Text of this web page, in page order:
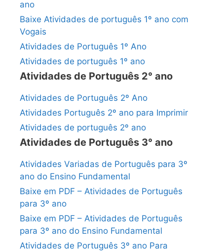
ano
Baixe Atividades de português 1º ano com
Vogais
Atividades de Português 1º Ano
Atividades de português 1º ano
Atividades de Português 2° ano
Atividades de Português 2º Ano
Atividades Português 2º ano para Imprimir
Atividades de português 2º ano
Atividades de Português 3° ano
Atividades Variadas de Português para 3º
ano do Ensino Fundamental
Baixe em PDF – Atividades de Português
para 3º ano
Baixe em PDF – Atividades de Português
para 3º ano do Ensino Fundamental
Atividades de Português 3º ano Para